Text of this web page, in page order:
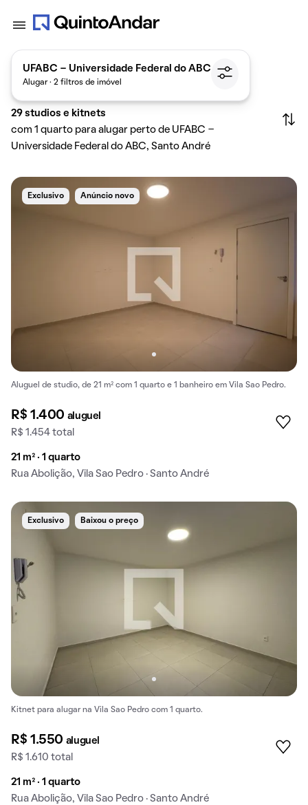
UFABC - Universidade Federal do ABC
Alugar · 2 filtros de imóvel
29 studios e kitnets
com 1 quarto para alugar perto de UFABC -
Universidade Federal do ABC, Santo André
Exclusivo Anúncio novo
Aluguel de studio, de 21 m² com 1 quarto e 1 banheiro em Vila Sao Pedro.
R$ 1.400 aluguel
R$ 1.454 total
21 m² · 1 quarto
Rua Abolição, Vila Sao Pedro · Santo André
Exclusivo Baixou o preço
Kitnet para alugar na Vila Sao Pedro com 1 quarto.
R$ 1.550 aluguel
R$ 1.610 total
21 m² · 1 quarto
Rua Abolição, Vila Sao Pedro · Santo André